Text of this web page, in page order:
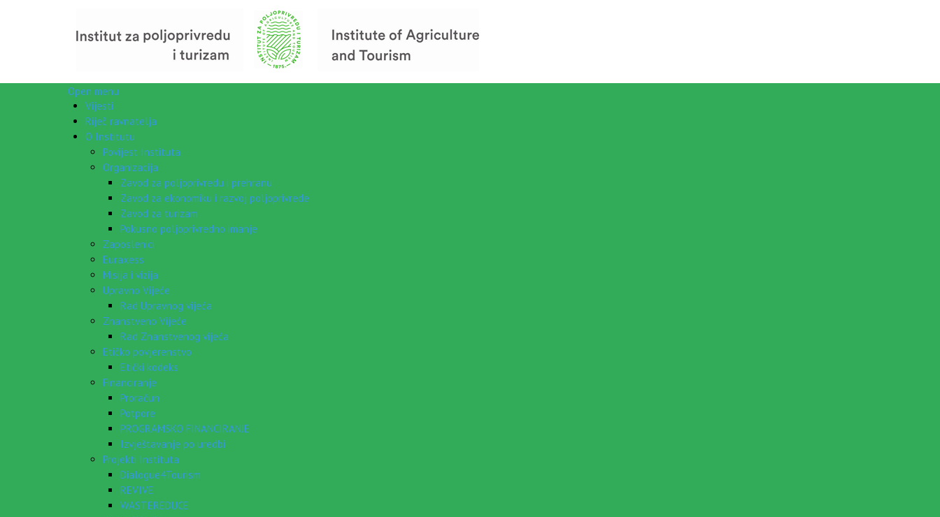
Open menu
Vijesti
Riječ ravnatelja
O Institutu
Povijest Instituta
Organizacija
Zavod za poljoprivredu i prehranu
Zavod za ekonomiku i razvoj poljoprivrede
Zavod za turizam
Pokusno poljoprivredno imanje
Zaposlenici
Euraxess
Misija i vizija
Upravno Vijeće
Rad Upravnog vijeća
Znanstveno Vijeće
Rad Znanstvenog vijeća
Etičko povjerenstvo
Etički kodeks
Financiranje
Proračun
Potpore
PROGRAMSKO FINANCIRANJE
Izvještavanje po uredbi
Projekti Instituta
Dialogue4Tourism
REVIVE
WASTEREDUCE